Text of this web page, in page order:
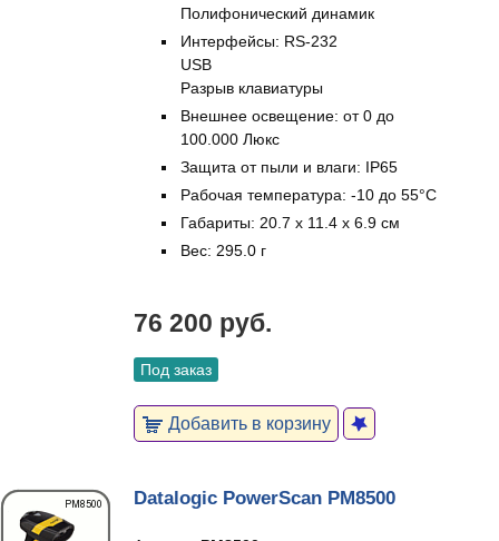
Полифонический динамик
Интерфейсы: RS-232
USB
Разрыв клавиатуры
Внешнее освещение: от 0 до
100.000 Люкс
Защита от пыли и влаги: IP65
Рабочая температура: -10 до 55°C
Габариты: 20.7 x 11.4 x 6.9 см
Вес: 295.0 г
76 200 руб.
Под заказ
Добавить в корзину
Datalogic PowerScan PM8500